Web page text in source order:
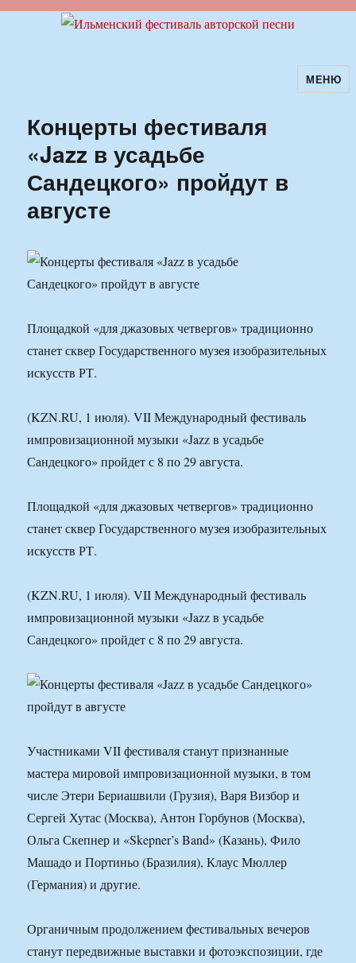
Ильменский фестиваль авторскойМЕНЮ
Концерты фестиваля
«Jazz в усадьбе
Сандецкого» пройдут в
августе
Площадкой «для джазовых четвергов» традиционно
станет сквер Государственного музея изобразительных
искусств РТ.
(KZN.RU, 1 июля). VII Международный фестиваль
импровизационной музыки «Jazz в усадьбе
Сандецкого» пройдет с 8 по 29 августа.
Площадкой «для джазовых четвергов» традиционно
станет сквер Государственного музея изобразительных
искусств РТ.
(KZN.RU, 1 июля). VII Международный фестиваль
импровизационной музыки «Jazz в усадьбе
Сандецкого» пройдет с 8 по 29 августа.
Участниками VII фестиваля станут признанные
мастера мировой импровизационной музыки, в том
числе Этери Бериашвили (Грузия), Варя Визбор и
Сергей Хутас (Москва), Антон Горбунов (Москва),
Ольга Скепнер и «Skepner’s Band» (Казань), Фило
Машадо и Портиньо (Бразилия), Клаус Мюллер
(Германия) и другие.
Органичным продолжением фестивальных вечеров
станут передвижные выставки и фотоэкспозиции, где